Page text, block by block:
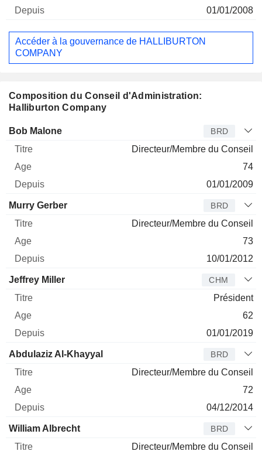
01/01/2008
Accéder à la gouvernance de HALLIBURTON
COMPANY
Composition du Conseil d'Administration:
Halliburton Company
Administrateur
Bob Malone BRD
Directeur/Membre du Conseil
74
01/01/2009
Murry Gerber BRD
Directeur/Membre du Conseil
73
10/01/2012
Jeffrey Miller CHM
Président
62
01/01/2019
Abdulaziz Al-Khayyal BRD
Directeur/Membre du Conseil
72
04/12/2014
William Albrecht BRD
Directeur/Membre du Conseil